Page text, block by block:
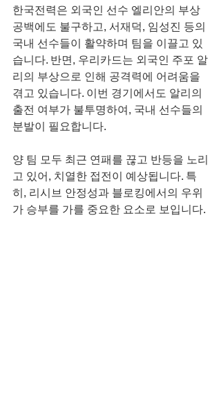
한국전력은 외국인 선수 엘리안의 부상
공백에도 불구하고, 서재덕, 임성진 등의
국내 선수들이 활약하며 팀을 이끌고 있
습니다. 반면, 우리카드는 외국인 주포 알
리의 부상으로 인해 공격력에 어려움을
겪고 있습니다. 이번 경기에서도 알리의
출전 여부가 불투명하여, 국내 선수들의
분발이 필요합니다.
양 팀 모두 최근 연패를 끊고 반등을 노리
고 있어, 치열한 접전이 예상됩니다. 특
히, 리시브 안정성과 블로킹에서의 우위
가 승부를 가를 중요한 요소로 보입니다.